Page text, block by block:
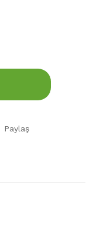
Paylaş